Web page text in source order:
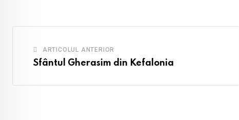
ARTICOLUL ANTERIOR
Sfântul Gherasim din Kefalonia